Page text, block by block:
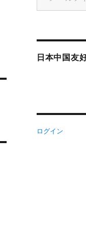
日本中国友
ログイン